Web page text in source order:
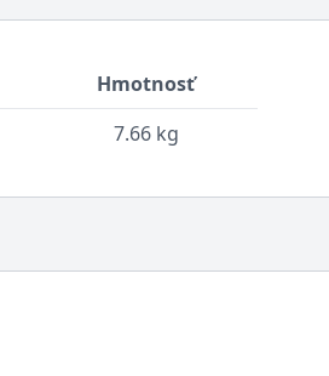
Hmotnosť
7.66 kg